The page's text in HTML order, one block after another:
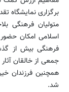
برگزاری نمایشگاه
متولیان فرهنگی
اسلامی امکان
فرهنگی بیش از
جمعی از خالقان
همچنین فرزندان
شد.